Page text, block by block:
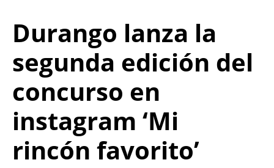
Durango lanza la
segunda edición del
concurso en
instagram ‘Mi
rincón favorito’